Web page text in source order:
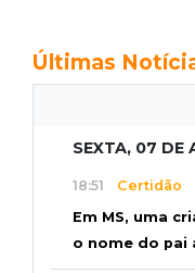
Últimas
SEXTA, 07 DE
18:51 Certidão
Em MS, uma
o nome do pai